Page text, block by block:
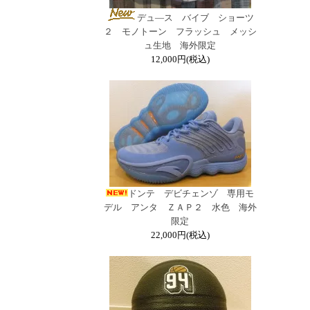
デュ―ス バイブ ショーツ
２ モノトーン フラッシュ メッシ
ュ生地 海外限定
12,000円(税込)
ドンテ デビチェンゾ 専用モ
デル アンタ ＺＡＰ２ 水色 海外
限定
22,000円(税込)